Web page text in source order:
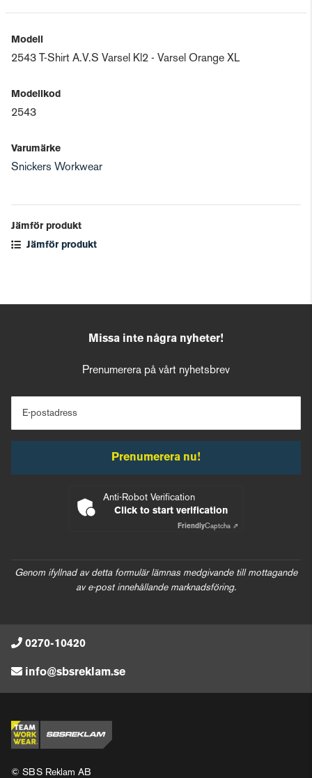
Modell
2543 T-Shirt A.V.S Varsel Kl2 - Varsel Orange XL
Modellkod
2543
Varumärke
Snickers Workwear
Jämför produkt
Jämför produkt
Missa inte några nyheter!
Prenumerera på vårt nyhetsbrev
E-postadress
Prenumerera nu!
Anti-Robot Verification
Click to start verification
FriendlyCaptcha ⇗
Genom ifyllnad av detta formulär lämnas medgivande till mottagande
av e-post innehållande marknadsföring.
0270-10420
info@sbsreklam.se
© SBS Reklam AB